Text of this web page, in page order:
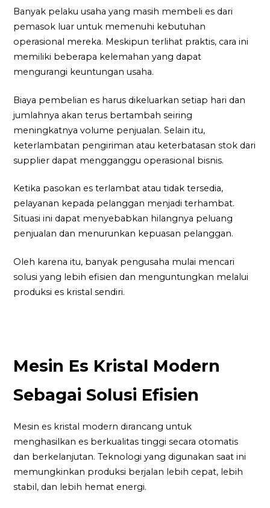
Banyak pelaku usaha yang masih membeli es dari
pemasok luar untuk memenuhi kebutuhan
operasional mereka. Meskipun terlihat praktis, cara ini
memiliki beberapa kelemahan yang dapat
mengurangi keuntungan usaha.
Biaya pembelian es harus dikeluarkan setiap hari dan
jumlahnya akan terus bertambah seiring
meningkatnya volume penjualan. Selain itu,
keterlambatan pengiriman atau keterbatasan stok dari
supplier dapat mengganggu operasional bisnis.
Ketika pasokan es terlambat atau tidak tersedia,
pelayanan kepada pelanggan menjadi terhambat.
Situasi ini dapat menyebabkan hilangnya peluang
penjualan dan menurunkan kepuasan pelanggan.
Oleh karena itu, banyak pengusaha mulai mencari
solusi yang lebih efisien dan menguntungkan melalui
produksi es kristal sendiri.
Mesin Es Kristal Modern
Sebagai Solusi Efisien
Mesin es kristal modern dirancang untuk
menghasilkan es berkualitas tinggi secara otomatis
dan berkelanjutan. Teknologi yang digunakan saat ini
memungkinkan produksi berjalan lebih cepat, lebih
stabil, dan lebih hemat energi.